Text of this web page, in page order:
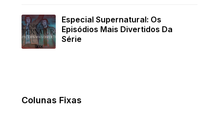
Especial Supernatural: Os
Episódios Mais Divertidos Da
Série
Colunas Fixas